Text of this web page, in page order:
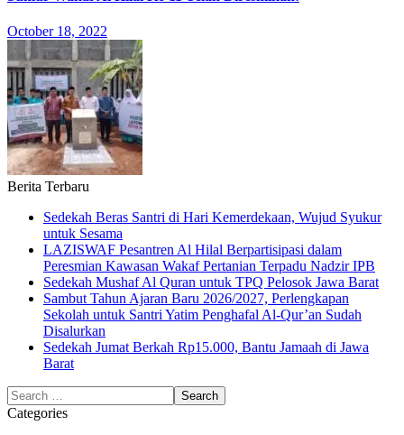
October 18, 2022
Berita Terbaru
Sedekah Beras Santri di Hari Kemerdekaan, Wujud Syukur
untuk Sesama
LAZISWAF Pesantren Al Hilal Berpartisipasi dalam
Peresmian Kawasan Wakaf Pertanian Terpadu Nadzir IPB
Sedekah Mushaf Al Quran untuk TPQ Pelosok Jawa Barat
Sambut Tahun Ajaran Baru 2026/2027, Perlengkapan
Sekolah untuk Santri Yatim Penghafal Al-Qur’an Sudah
Disalurkan
Sedekah Jumat Berkah Rp15.000, Bantu Jamaah di Jawa
Barat
Categories